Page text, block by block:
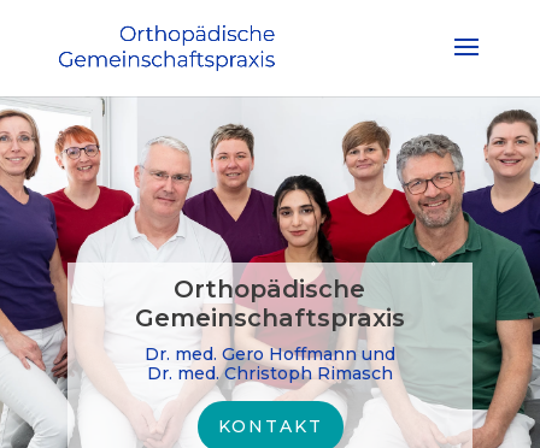
Orthopädische
Gemeinschaftspraxis
Dr. med. Gero Hoffmann und
Dr. med. Christoph Rimasch
KONTAKT